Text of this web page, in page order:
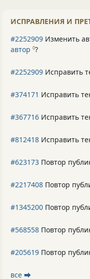
ИСПРАВЛЕНИЯ И
#2252909 Изменить
автор 0?
#2252909 Исправить
#374171 Исправить
#367716 Исправить
#812418 Исправить
#623173 Повтор
#2217408 Повтор
#1345200 Повтор
#568558 Повтор
#205619 Повтор
все ⮕